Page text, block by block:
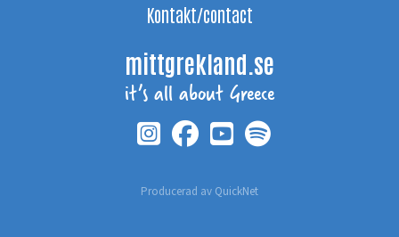
Kontakt/contact
mittgrekland.se
it’s all about Greece
Producerad av QuickNet